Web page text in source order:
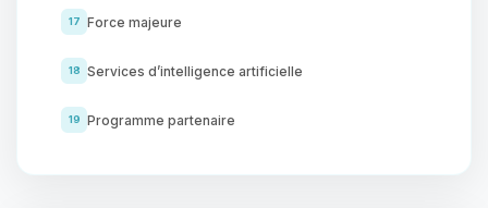
17 Force majeure
18 Services d’intelligence artificielle
19 Programme partenaire